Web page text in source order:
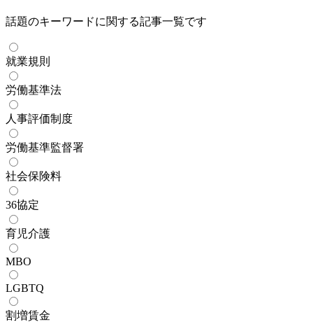
話題のキーワードに関する記事一覧です
就業規則
労働基準法
人事評価制度
労働基準監督署
社会保険料
36協定
育児介護
MBO
LGBTQ
割増賃金